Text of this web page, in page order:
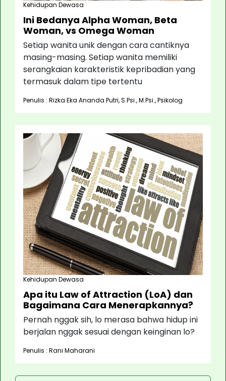
Kehidupan Dewasa
Ini Bedanya Alpha Woman, Beta
Woman, vs Omega Woman
Setiap wanita unik dengan cara cantiknya
masing-masing. Setiap wanita memiliki
serangkaian karakteristik kepribadian yang
termasuk dalam tipe tertentu
Penulis : Rizka Eka Ananda Putri, S.Psi., M.Psi., Psikolog
Kehidupan Dewasa
Apa itu Law of Attraction (LoA) dan
Bagaimana Cara Menerapkannya?
Pernah nggak sih, lo merasa bahwa hidup ini
berjalan nggak sesuai dengan keinginan lo?
Penulis : Rani Maharani